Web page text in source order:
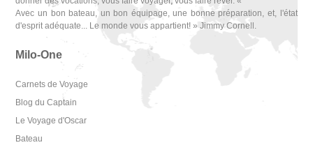
Avec un bon bateau, un bon équipage, une bonne préparation, et, l'état
d'esprit adéquate... Le monde vous appartient! » Jimmy Cornell.
Milo-One
Carnets de Voyage
Blog du Captain
Le Voyage d'Oscar
Bateau